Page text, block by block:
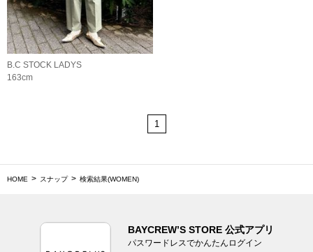
B.C STOCK LADYS
163cm
1
HOME スナップ 検索結果(WOMEN)
BAYCREW’S STORE 公式アプリ
パスワードレスでかんたんログイン